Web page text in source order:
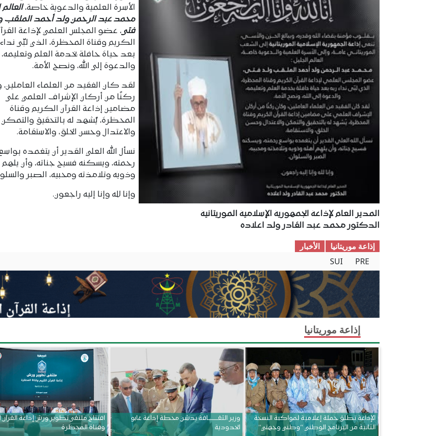
الأسرة العلمية والدعوية خاصة،العالم
محمد عبد الرحمن ولد أحمد الملقب
فتى، عضو المجلس العلمي لإذاعة
الكريم وقناة المحظرة، الذي لبّى نداء
بعد حياة حافلة بخدمة العلم وتعليمه،
والدعوة إلى الله، ونصح الأمة.
لقد كان الفقيد من العلماء
ركنًا من أركان الإشراف العلمي على
مضامين إذاعة القرآن الكريم وقناة
المحظرة، يُشهد له بالتحقيق والتمكن
والاعتدال وحسن الخلق، والاستقامة.
نسأل الله العلي القدير أن يتغمده
رحمته، ويسكنه فسيح جناته، وأن يلهم
وذويه وتلامذته ومحبيه، الصبر
وإنا لله وإنا إليه راجعون.
المدير العام لإذاعة الجمهورية الإسلامية الموريتانية
الدكتور محمد عبد القادر ولد اعلاده
إذاعة موريتانيا
الأخبار
PRE
SUI
إذاعة موريتانيا
الإذاعة تطلق حملة إعلامية لمواكبة النسخة
الثانية من البرنامج الوطني “وطني وجهتي”
وزير الثقــــــــــافة يدشن محطة إذاعة غابو
الحدودية
افتتاح ملتقى تطوير ورش إذاعة
وقناة المحظرة